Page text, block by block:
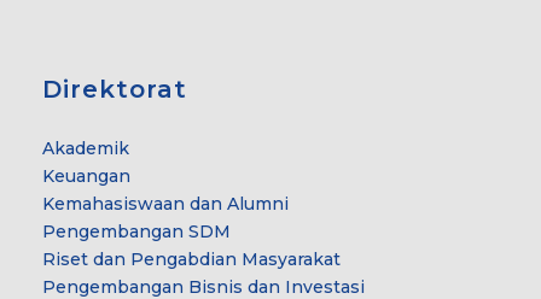
Direktorat
Akademik
Keuangan
Kemahasiswaan dan Alumni
Pengembangan SDM
Riset dan Pengabdian Masyarakat
Pengembangan Bisnis dan Investasi